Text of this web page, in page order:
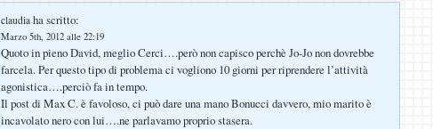
claudia ha scritto:
Marzo 5th, 2012 alle 22:19
Quoto in pieno David, meglio Cerci….però non capisco perchè Jo-Jo non dovrebbe
farcela. Per questo tipo di problema ci vogliono 10 giorni per riprendere l’attività
agonistica….perciò fa in tempo.
Il post di Max C. è favoloso, ci può dare una mano Bonucci davvero, mio marito è
incavolato nero con lui….ne parlavamo proprio stasera.